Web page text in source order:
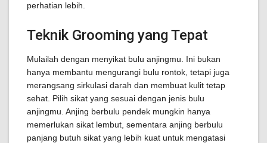
perhatian lebih.
Teknik Grooming yang Tepat
Mulailah dengan menyikat bulu anjingmu. Ini bukan
hanya membantu mengurangi bulu rontok, tetapi juga
merangsang sirkulasi darah dan membuat kulit tetap
sehat. Pilih sikat yang sesuai dengan jenis bulu
anjingmu. Anjing berbulu pendek mungkin hanya
memerlukan sikat lembut, sementara anjing berbulu
panjang butuh sikat yang lebih kuat untuk mengatasi